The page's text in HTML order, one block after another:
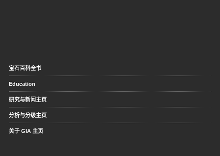
宝石百科全书
Education
研究与新闻主页
分析与分级主页
关于 GIA 主页